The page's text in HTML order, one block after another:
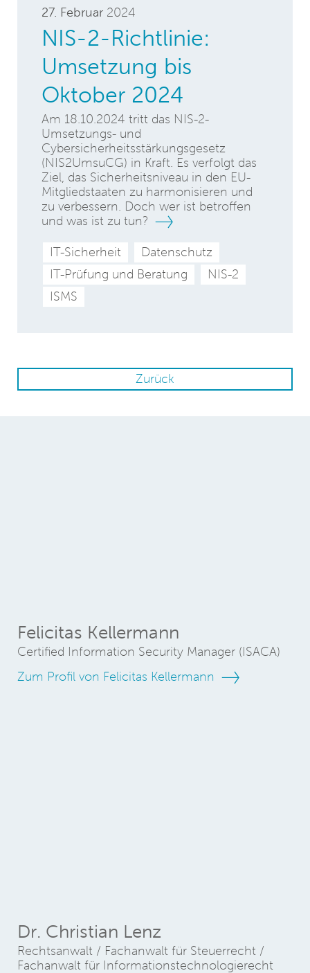
27. Februar 2024
NIS-2-Richtlinie:
Umsetzung bis
Oktober 2024
Am 18.10.2024 tritt das NIS-2-
Umsetzungs- und
Cybersicherheitsstärkungsgesetz
(NIS2UmsuCG) in Kraft. Es verfolgt das
Ziel, das Sicherheitsniveau in den EU-
Mitgliedstaaten zu harmonisieren und
zu verbessern. Doch wer ist betroffen
und was ist zu tun?
IT-Sicherheit
Datenschutz
IT-Prüfung und Beratung
NIS-2
ISMS
Zurück
Felicitas Kellermann
Certified Information Security Manager (ISACA)
Zum Profil von Felicitas Kellermann
Dr. Christian Lenz
Rechtsanwalt / Fachanwalt für Steuerrecht /
Fachanwalt für Informationstechnologierecht